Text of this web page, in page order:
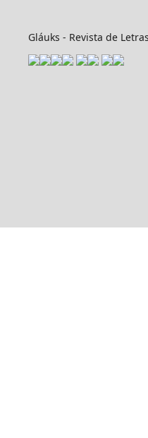
Gláuks - Revista de